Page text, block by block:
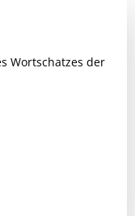
Wortschatzes der